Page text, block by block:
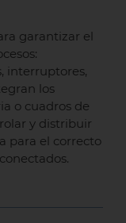
garantizar el
interruptores,
los
o cuadros de
y distribuir
para el correcto